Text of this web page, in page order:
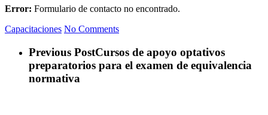
Error: Formulario de contacto no encontrado.
Capacitaciones No Comments
Previous PostCursos de apoyo optativos
preparatorios para el examen de equivalencia
normativa